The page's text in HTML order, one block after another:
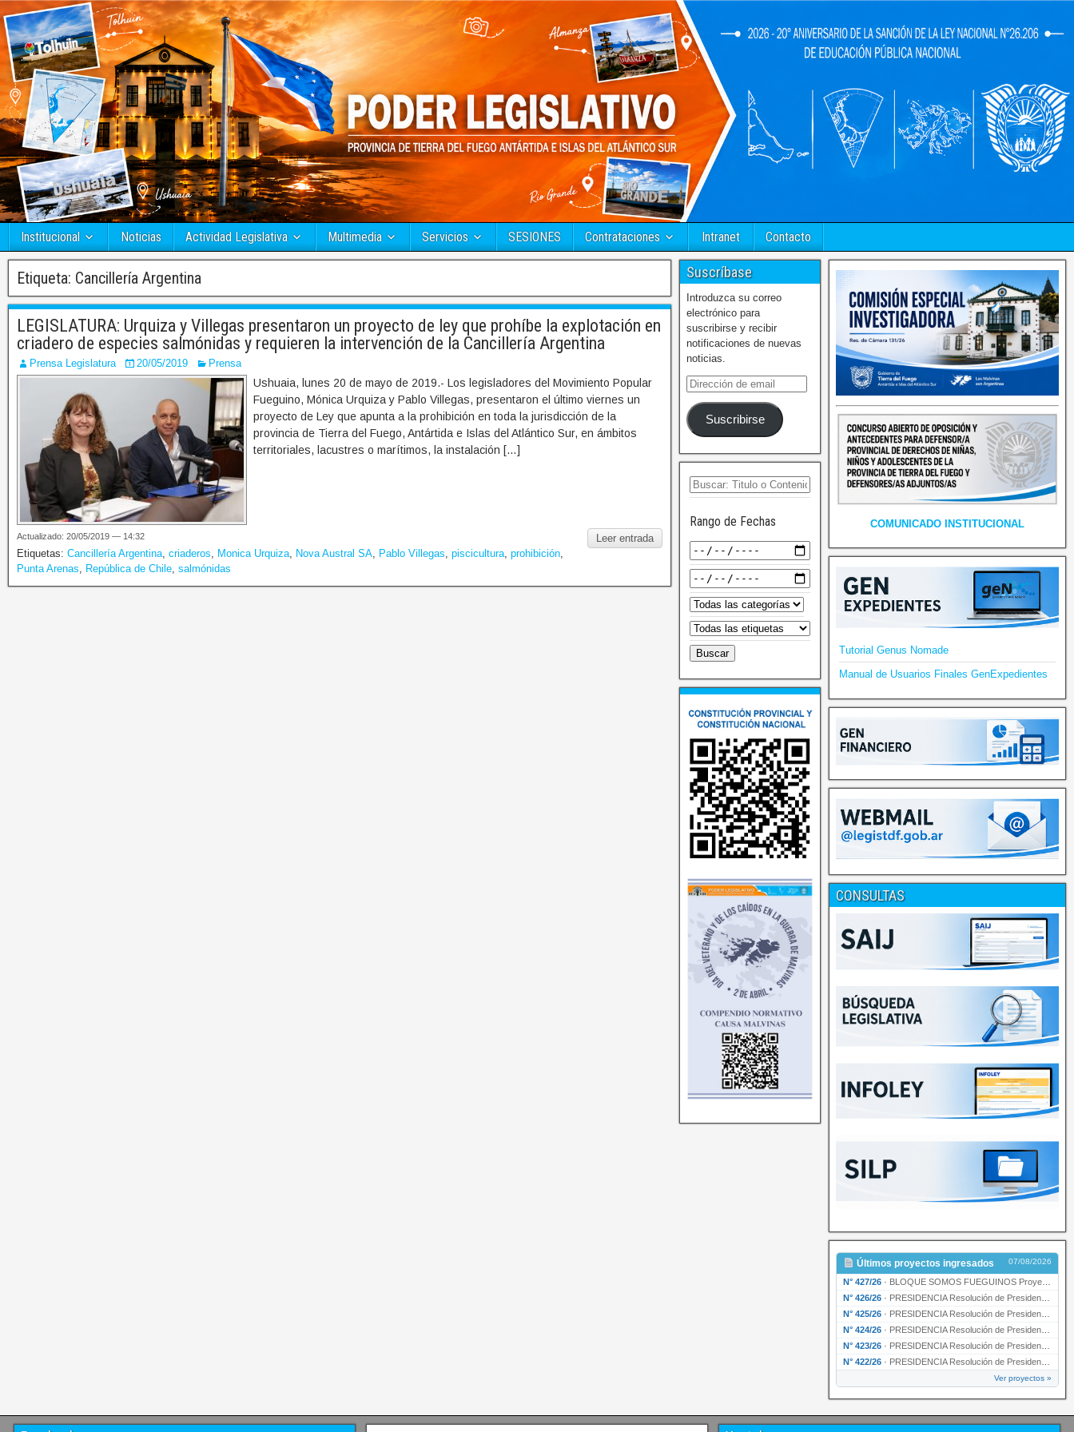
Institucional Noticias Actividad Legislativa Multimedia Servicios SESIONES Contrataciones Intranet Contacto
Etiqueta: Cancillería Argentina
LEGISLATURA: Urquiza y Villegas presentaron un proyecto de ley que prohíbe la explotación en
criadero de especies salmónidas y requieren la intervención de la Cancillería Argentina
Prensa Legislatura 20/05/2019 Prensa
Ushuaia, lunes 20 de mayo de 2019.- Los legisladores del Movimiento Popular
Fueguino, Mónica Urquiza y Pablo Villegas, presentaron el último viernes un
proyecto de Ley que apunta a la prohibición en toda la jurisdicción de la
provincia de Tierra del Fuego, Antártida e Islas del Atlántico Sur, en ámbitos
territoriales, lacustres o marítimos, la instalación […]
Leer entrada
Actualizado: 20/05/2019 — 14:32
Etiquetas: Cancillería Argentina, criaderos, Monica Urquiza, Nova Austral SA, Pablo Villegas, piscicultura, prohibición,
Punta Arenas, República de Chile, salmónidas
Suscríbase
Introduzca su correo
electrónico para
suscribirse y recibir
notificaciones de nuevas
noticias.
Suscribirse
Rango de Fechas COMUNICADO INSTITUCIONAL
Tutorial Genus Nomade
Manual de Usuarios Finales GenExpedientes
CONSULTAS
Últimos proyectos ingresados 07/08/2026
N° 427/26 · BLOQUE SOMOS FUEGUINOS Proyecto de Declaración declarando de interés provincial PRESIDENCI…
N° 426/26 · PRESIDENCIA Resolución de Presidencia N° 216/26 declarando de interés provincial la labor …
N° 425/26 · PRESIDENCIA Resolución de Presidencia N° 212/26 declarando de interés provincial el “50° A…
N° 424/26 · PRESIDENCIA Resolución de Presidencia Nº 210/26 declarando de interés provincial el proyec…
N° 423/26 · PRESIDENCIA Resolución de Presidencia Nº 209/26 declarando de interés provincial la presen…
N° 422/26 · PRESIDENCIA Resolución de Presidencia N° 200/26 para su ratificación.
Ver proyectos »